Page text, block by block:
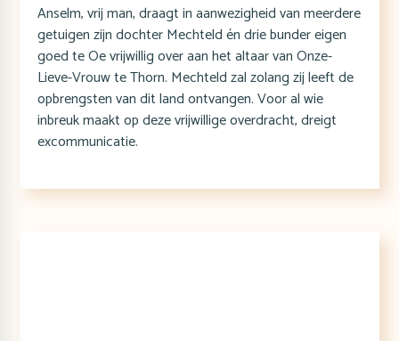
Anselm, vrij man, draagt in aanwezigheid van meerdere
getuigen zijn dochter Mechteld én drie bunder eigen
goed te Oe vrijwillig over aan het altaar van Onze-
Lieve-Vrouw te Thorn. Mechteld zal zolang zij leeft de
opbrengsten van dit land ontvangen. Voor al wie
inbreuk maakt op deze vrijwillige overdracht, dreigt
excommunicatie.